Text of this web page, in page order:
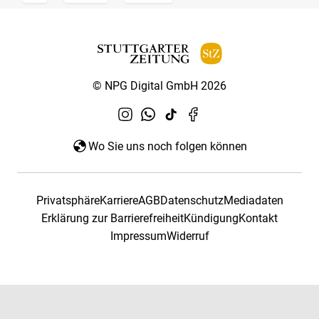
© NPG Digital GmbH 2026
Wo Sie uns noch folgen können
PrivatsphäreKarriereAGBDatenschutzMediadaten
Erklärung zur BarrierefreiheitKündigungKontakt
ImpressumWiderruf